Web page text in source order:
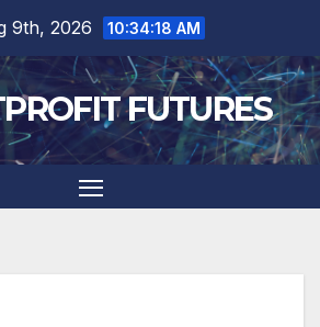
9th, 2026 10:34:19 AM
FUTURES